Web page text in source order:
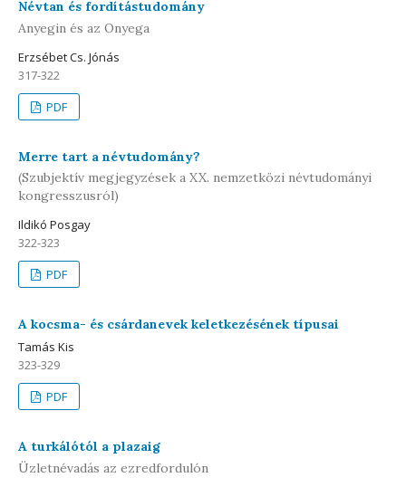
Névtan és fordítástudomány
Anyegin és az Onyega
Erzsébet Cs. Jónás
317-322
PDF
Merre tart a névtudomány?
(Szubjektív megjegyzések a XX. nemzetközi névtudományi
kongresszusról)
Ildikó Posgay
322-323
PDF
A kocsma- és csárdanevek keletkezésének típusai
Tamás Kis
323-329
PDF
A turkálótól a plazaig
Üzletnévadás az ezredfordulón